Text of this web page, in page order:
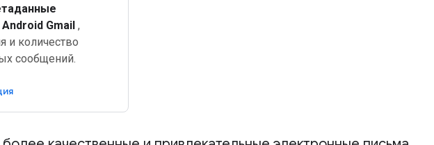
Android Gmail ,
и количество
сообщений.